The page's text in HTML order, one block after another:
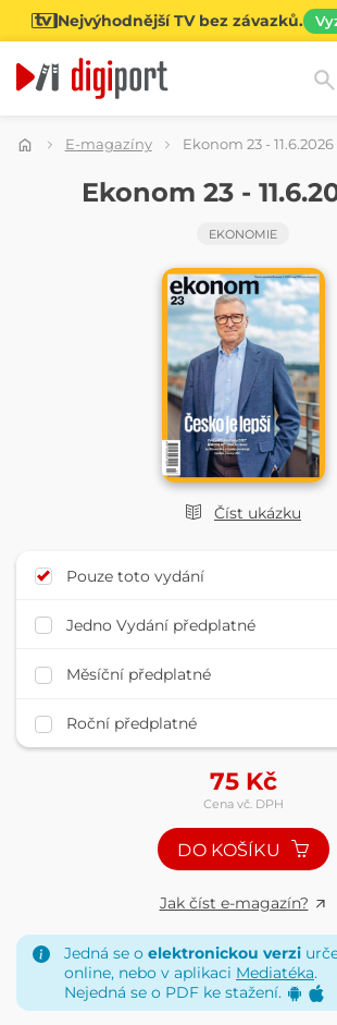
Nejvýhodnější TV bez závazků.
Kategorie
E-magazíny Ekonom 23 - 11.6.2026
Číst ukázku
Ekonom 23 -
EKONOMIE
Pouze toto vydání
Jedno Vydání předplatné
Měsíční předplatné
Roční předplatné
75 Kč
Cena vč. DPH
DO KOŠÍKU
Jak číst e-magazín?
Jedná se o elektronickou verzi
online, nebo v aplikaci Mediatéka.
Nejedná se o PDF ke stažení.